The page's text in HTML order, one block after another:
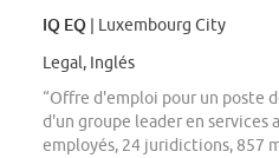
IQ EQ | Luxembourg City
Legal, Inglés
“Offre d'emploi pour un poste
d'un groupe leader en services
employés, 24 juridictions, 857